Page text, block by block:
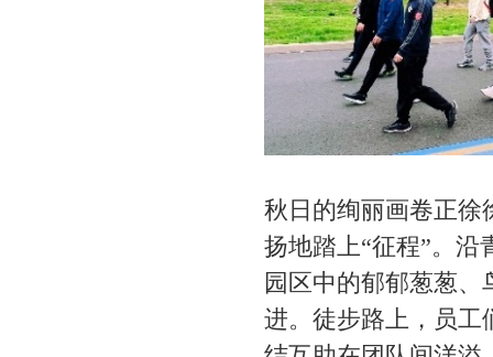
秋日的绚丽画卷正徐
扬地踏上“征程”。沿
园区中的郁郁葱葱
进。徒步路上，员工